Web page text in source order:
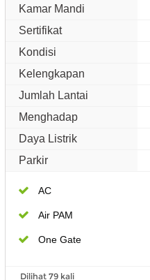
Kamar Mandi
Sertifikat
Kondisi
Kelengkapan
Jumlah Lantai
Menghadap
Daya Listrik
Parkir
AC
Air PAM
One Gate
Dilihat 79 kali